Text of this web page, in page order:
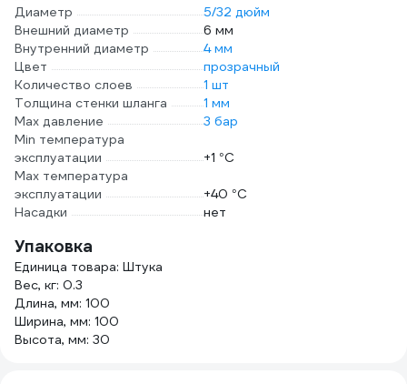
Диаметр
5/32 дюйм
Внешний диаметр
6 мм
Внутренний диаметр
4 мм
Цвет
прозрачный
Количество слоев
1 шт
Толщина стенки шланга
1 мм
Max давление
3 бар
Min температура
эксплуатации
+1 °С
Мах температура
эксплуатации
+40 °С
Насадки
нет
Упаковка
Единица товара: Штука
Вес, кг: 0.3
Длина, мм: 100
Ширина, мм: 100
Высота, мм: 30